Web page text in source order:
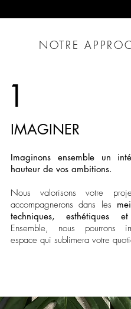
Imaginons ensemble un
hauteur de vos ambitions.
Nous valorisons votre
accompagnerons dans les
techniques, esthétiques
Ensemble, nous pourrons
espace qui sublimera votre
IMAGINER
1
NOTRE